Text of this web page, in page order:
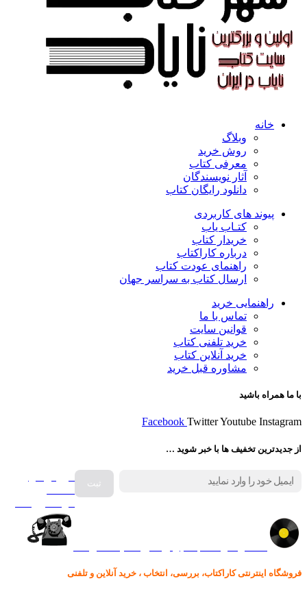
خانه
وبلاگ
روش خرید
معرفی کتاب
آثار نویسندگان
دانلود رایگان کتاب
پیوند های کاربردی
کتـاب یاب
خریدار کتاب
درباره کاراکتاب
راهنمای عودت کتاب
ارسال کتاب به سراسر جهان
راهنمایی خرید
تماس با ما
قوانین سایت
خرید تلفنی کتاب
خرید آنلاین کتاب
مشاوره قبل خرید
با ما همراه باشید
Facebook TwitterYoutube Instagram
از جدیدترین تخفیف ها با خبر شوید …
فروش انواع
فروشگاه اینترنتی کاراکتاب، بررسی، انتخاب ، خرید آنلاین و تلفنی